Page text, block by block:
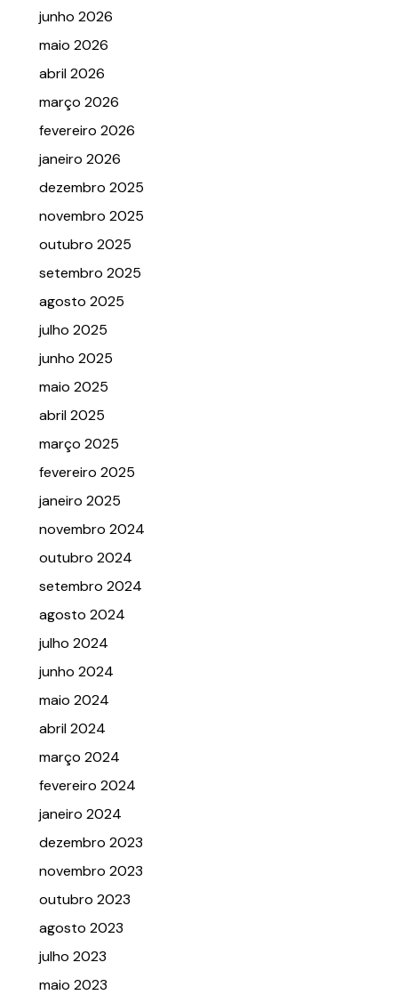
junho 2026
maio 2026
abril 2026
março 2026
fevereiro 2026
janeiro 2026
dezembro 2025
novembro 2025
outubro 2025
setembro 2025
agosto 2025
julho 2025
junho 2025
maio 2025
abril 2025
março 2025
fevereiro 2025
janeiro 2025
novembro 2024
outubro 2024
setembro 2024
agosto 2024
julho 2024
junho 2024
maio 2024
abril 2024
março 2024
fevereiro 2024
janeiro 2024
dezembro 2023
novembro 2023
outubro 2023
agosto 2023
julho 2023
maio 2023